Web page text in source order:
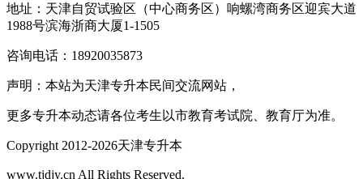
地址：天津自贸试验区（中心商务区）响螺湾商务区迎宾大道
1988号滨海浙商大厦1-1505
咨询电话：18920035873
声明：本站为天津专升本民间交流网站，
更多专升本动态请各位考生以市教育考试院、教育厅为准。
Copyright 2012-2026天津专升本
www.tjdjy.cn All Rights Reserved.